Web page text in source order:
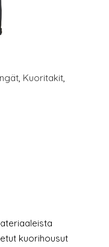
, Kuoritakit,
kuorihousut